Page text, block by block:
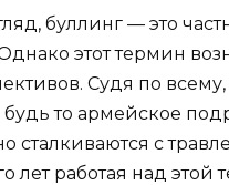
буллинг — это
этот термин
Судя по
то армейское
сталкиваются с
лет работая над этой